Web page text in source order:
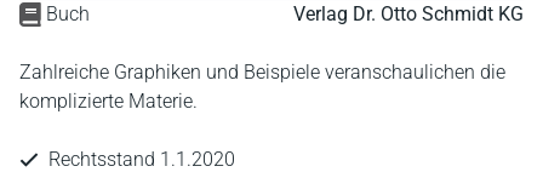
Buch Verlag Dr. Otto Schmidt KG
Zahlreiche Graphiken und Beispiele veranschaulichen die
komplizierte Materie.
Rechtsstand 1.1.2020